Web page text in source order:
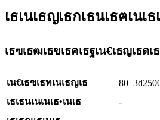
เธเนเธญเธกเธนเธฅเนเธ
เธฃเธฒเธขเธฅเธฐเน€เธญเธตเธข
เน€เธฃเธทเนเธญเธ
เธเธนเนเนเธ•เนเธ
-